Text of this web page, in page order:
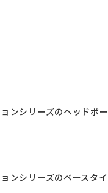
ンシリーズのヘッドボ
ンシリーズのベースタ